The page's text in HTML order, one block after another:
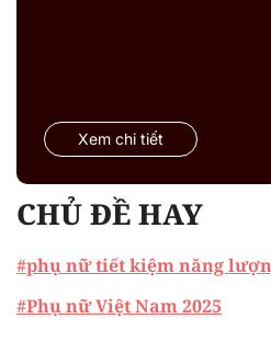
Xem chi tiết
CHỦ ĐỀ HAY
#phụ nữ tiết kiệm năng
#Phụ nữ Việt Nam 2025